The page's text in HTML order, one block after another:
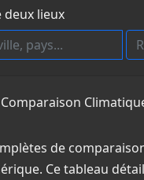
deux lieux
de
Ce tableau